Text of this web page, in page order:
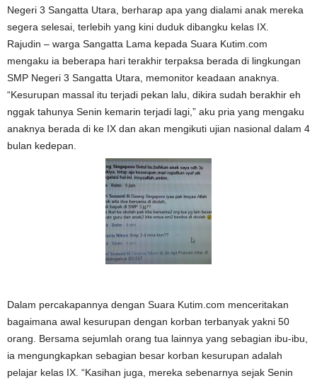
Negeri 3 Sangatta Utara, berharap apa yang dialami anak mereka
segera selesai, terlebih yang kini duduk dibangku kelas IX.
Rajudin – warga Sangatta Lama kepada Suara Kutim.com
mengaku ia beberapa hari terakhir terpaksa berada di lingkungan
SMP Negeri 3 Sangatta Utara, memonitor keadaan anaknya.
“Kesurupan massal itu terjadi pekan lalu, dikira sudah berakhir eh
nggak tahunya Senin kemarin terjadi lagi,” aku pria yang mengaku
anaknya berada di ke IX dan akan mengikuti ujian nasional dalam 4
bulan kedepan.
Dalam percakapannya dengan Suara Kutim.com menceritakan
bagaimana awal kesurupan dengan korban terbanyak yakni 50
orang. Bersama sejumlah orang tua lainnya yang sebagian ibu-ibu,
ia mengungkapkan sebagian besar korban kesurupan adalah
pelajar kelas IX. “Kasihan juga, mereka sebenarnya sejak Senin